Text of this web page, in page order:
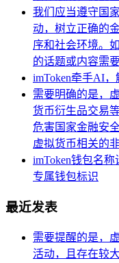
我们应当遵守国
动，树立正确的
序和社会环境。
的话题或内容需
imToken牵手AI
需要明确的是，
货币衍生品交易
危害国家金融安
虚拟货币相关的
imToken钱包名
专属钱包标识
最近发表
需要提醒的是，
活动，且存在较